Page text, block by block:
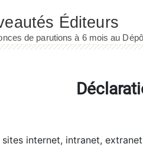
sites internet, intranet,